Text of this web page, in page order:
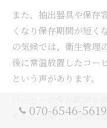
また、抽出器具や保存
くなり保存期間が短く
の気候では、衛生管理
後に常温放置したコー
という声があります。
やかに冷蔵し、清潔な
070-6546-5619